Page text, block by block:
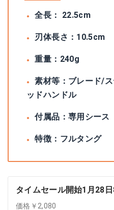
全長： 22.5cm
刃体長さ：10.5cm
重量：240g
素材等：ブレード/
ッドハンドル
付属品：専用シース
特徴：フルタング
タイムセール開始1月28
価格￥2,080